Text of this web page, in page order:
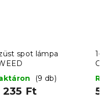
spot lámpa
(9 db)
235 Ft
1-
5